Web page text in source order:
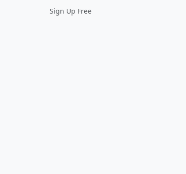
Sign Up Free